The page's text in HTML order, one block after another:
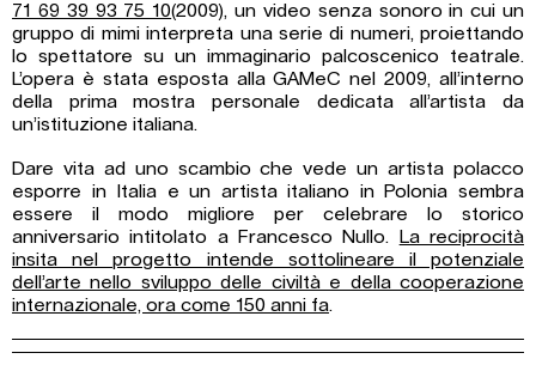
71 69 39 93 75 10(2009), un video senza sonoro in cui un
gruppo di mimi interpreta una serie di numeri, proiettando
lo spettatore su un immaginario palcoscenico teatrale.
L’opera è stata esposta alla GAMeC nel 2009, all’interno
della prima mostra personale dedicata all’artista da
un’istituzione italiana.
Dare vita ad uno scambio che vede un artista polacco
esporre in Italia e un artista italiano in Polonia sembra
essere il modo migliore per celebrare lo storico
anniversario intitolato a Francesco Nullo.
La reciprocità
insita nel progetto intende sottolineare il potenziale
dell’arte nello sviluppo delle civiltà e della cooperazione
internazionale, ora come 150 anni fa.